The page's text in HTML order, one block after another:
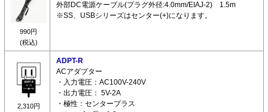
990円
(税込)
外部DC電源ケーブル(プラグ外径:4.0mm/EIAJ-2) 1.5m
※SS、USBシリーズはセンター(+)になります。
2,310円
ADPT-R
ACアダプター
・入力電圧：AC100V-240V
・出力電圧： 5V-2A
・極性：センタープラス